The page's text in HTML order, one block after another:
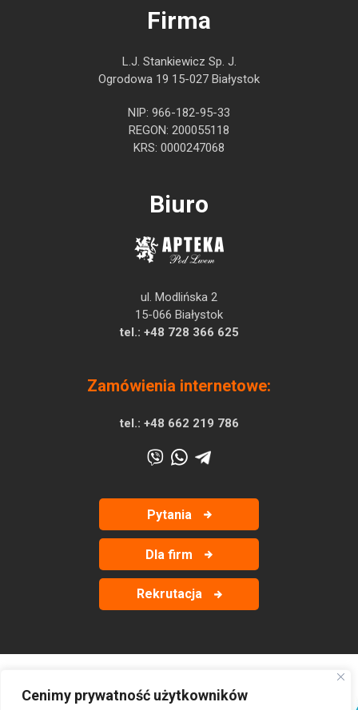
Cenimy prywatność użytkowników
Firma
L.J. Stankiewicz Sp. J.
Ogrodowa 19 15-027 Białystok
NIP: 966-182-95-33
REGON: 200055118
KRS: 0000247068
Biuro
ul. Modlińska 2
15-066 Białystok
tel.: +48 728 366 625
Zamówienia internetowe:
tel.: +48 662 219 786
Pytania
Dla firm
Rekrutacja